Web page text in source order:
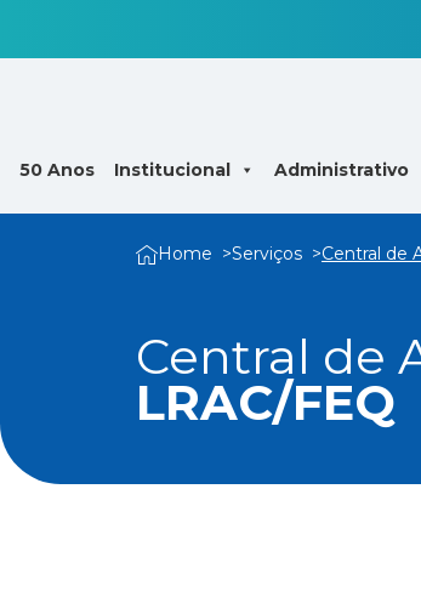
50 Anos Institucional Administrativo
Home Serviços Central de
Central de
LRAC/FEQ